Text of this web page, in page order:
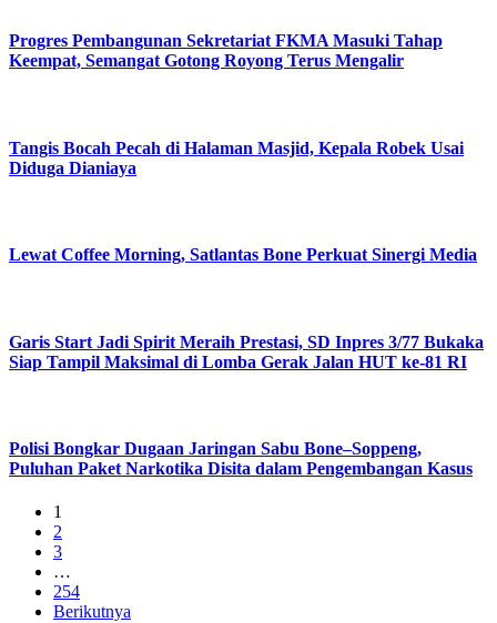
Progres Pembangunan Sekretariat FKMA Masuki Tahap
Keempat, Semangat Gotong Royong Terus Mengalir
Tangis Bocah Pecah di Halaman Masjid, Kepala Robek Usai
Diduga Dianiaya
Lewat Coffee Morning, Satlantas Bone Perkuat Sinergi Media
Garis Start Jadi Spirit Meraih Prestasi, SD Inpres 3/77 Bukaka
Siap Tampil Maksimal di Lomba Gerak Jalan HUT ke-81 RI
Polisi Bongkar Dugaan Jaringan Sabu Bone–Soppeng,
Puluhan Paket Narkotika Disita dalam Pengembangan Kasus
1
2
3
…
254
Berikutnya